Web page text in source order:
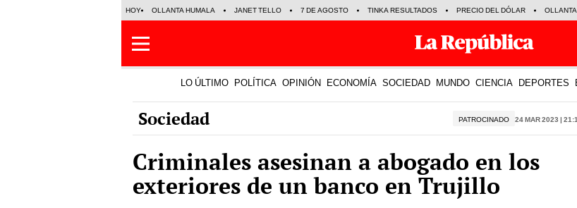
HOY OLLANTA HUMALA JANET TELLO 7 DE AGOSTO TINKA RESULTADOS PRECIO DEL DÓLAR
LO ÚLTIMO POLÍTICA OPINIÓN ECONOMÍA SOCIEDAD MUNDO CIENCIA DEPORTES
Sociedad PATROCINADO 24 Mar 2023 |
Criminales asesinan a abogado en los
exteriores de un banco en Trujillo